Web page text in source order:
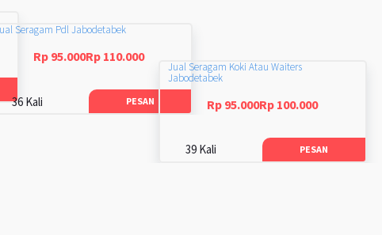
Seragam Pdl Jabodetabek
Rp 95.000Rp 110.000
36 Kali PESAN
Jual Seragam Koki Atau Waiters
Jabodetabek
Rp 95.000Rp 100.000
39 Kali PESAN